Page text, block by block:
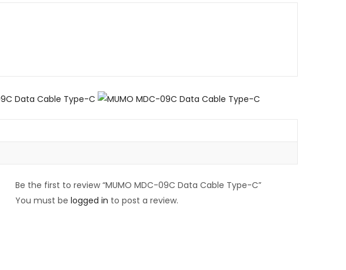
Be the first to review “MUMO MDC-09C Data Cable Type-C”
You must be logged in to post a review.